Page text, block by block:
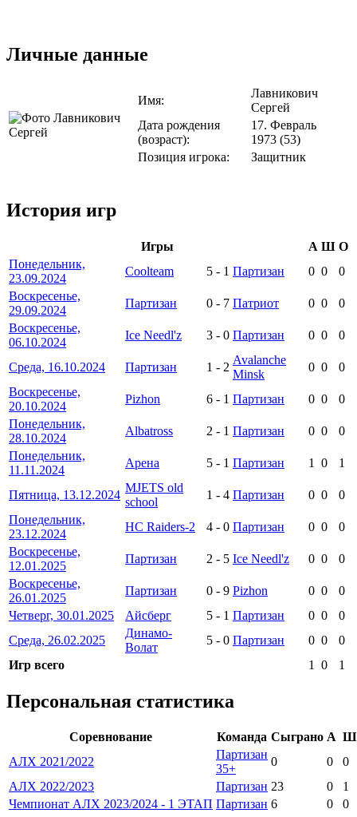
Личные данные
Имя:
Лавникович
Сергей
Дата рождения
(возраст):
17. Февраль
1973 (53)
Позиция игрока:
Защитник
История игр
Игры А Ш О
Понедельник,
23.09.2024
Coolteam 5 - 1 Партизан 0 0
0
Воскресенье,
29.09.2024
Партизан 0 - 7 Патриот 0 0
0
Воскресенье,
06.10.2024
Ice Needl'z 3 - 0 Партизан 0 0 0
Среда, 16.10.2024 Партизан 1 - 2
Avalanche
Minsk
0 0
0
Воскресенье,
20.10.2024
Pizhon 6 - 1 Партизан 0 0
0
Понедельник,
28.10.2024
Albatross 2 - 1 Партизан 0 0
0
Понедельник,
11.11.2024
Арена 5 - 1 Партизан 1 0 1
Пятница, 13.12.2024
MJETS old
school
1 - 4 Партизан 0 0
0
Понедельник,
23.12.2024
HC Raiders-2 4 - 0 Партизан 0 0
0
Воскресенье,
12.01.2025
Партизан 2 - 5 Ice Needl'z 0 0
0
Воскресенье,
26.01.2025
Партизан 0 - 9 Pizhon 0 0
0
Четверг, 30.01.2025
Айсберг 5 - 1 Партизан 0 0
0
Среда, 26.02.2025
Динамо-
Волат
5 - 0 Партизан 0 0
0
Игр всего
1 0 1
Персональная статистика
Соревнование Команда Сыграно А Ш
АЛХ 2021/2022
Партизан
35+
0 0
0
АЛХ 2022/2023
Партизан 23 0
1
Чемпионат АЛХ 2023/2024 - 1 ЭТАП Партизан 6 0
0